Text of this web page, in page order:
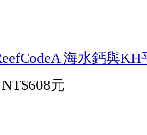
海水鈣與
NT$608元